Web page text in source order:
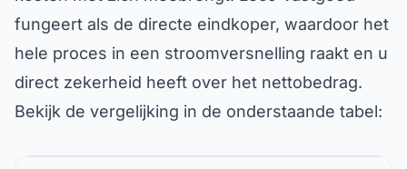
fungeert als de directe eindkoper, waardoor het
hele proces in een stroomversnelling raakt en u
direct zekerheid heeft over het nettobedrag.
Bekijk de vergelijking in de onderstaande tabel: